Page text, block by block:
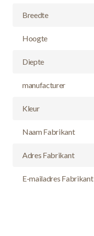
Breedte
Hoogte
Diepte
manufacturer
Kleur
Naam Fabrikant
Adres Fabrikant
E-mailadres Fabrikant